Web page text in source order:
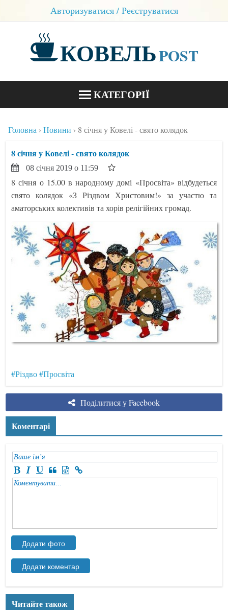
Авторизуватися / Реєструватися
КОВЕЛЬPOST
КАТЕГОРІЇ
КОНТАКТИ
Головна Новини 8 січня у Ковелі - свято колядок
8 січня у Ковелі - свято колядок
08 січня 2019 о 11:59
8 січня о 15.00 в народному домі «Просвіта» відбудеться
свято колядок «З Різдвом Христовим!» за участю та
аматорських колективів та хорів релігійних громад.
#Різдво #Просвіта
Поділитися у Facebook
Коментарі
Читайте також